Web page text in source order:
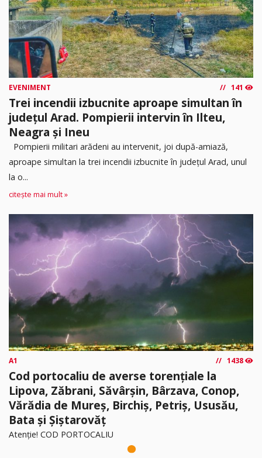
EVENIMENT 141
Trei incendii izbucnite aproape simultan în
județul Arad. Pompierii intervin în Ilteu,
Neagra și Ineu
Pompierii militari arădeni au intervenit, joi după-amiază,
aproape simultan la trei incendii izbucnite în județul Arad, unul
la o...
citește mai mult »
A1 1438
Cod portocaliu de averse torențiale la
Lipova, Zăbrani, Săvârșin, Bârzava, Conop,
Vărădia de Mureș, Birchiș, Petriș, Ususău,
Bata și Șiștarovăț
Atenție! COD PORTOCALIU